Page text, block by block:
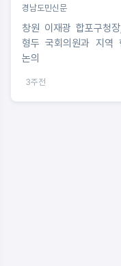
경남도민신문
창원 이재광 합포구청
형두 국회의원과 지역
논의
3주전